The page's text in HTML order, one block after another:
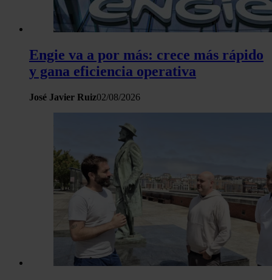
Engie va a por más: crece más rápido
y gana eficiencia operativa
José Javier Ruiz02/08/2026